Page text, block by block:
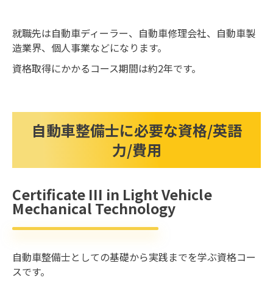
就職先は自動車ディーラー、自動車修理会社、自動車製
造業界、個人事業などになります。
資格取得にかかるコース期間は約2年です。
自動車整備士に必要な資格/英語
力/費用
Certificate III in Light Vehicle
Mechanical Technology
自動車整備士としての基礎から実践までを学ぶ資格コー
スです。